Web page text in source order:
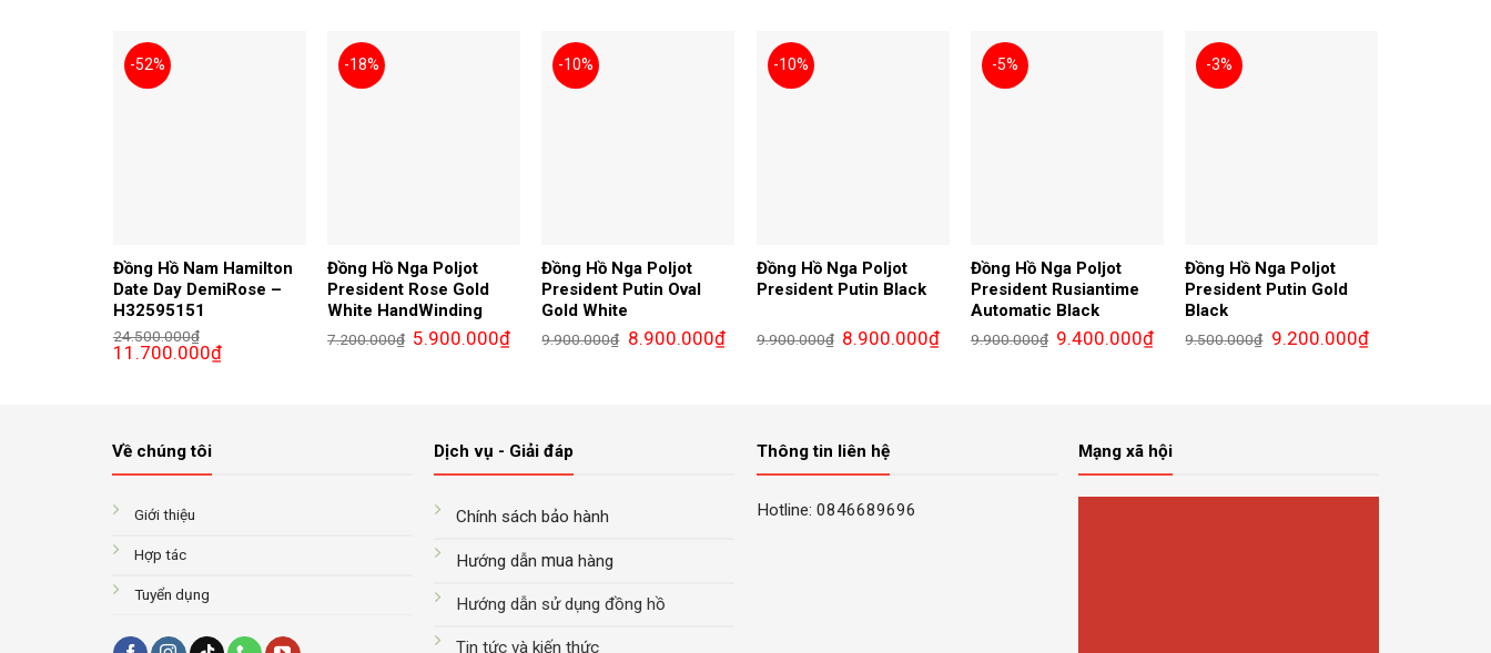
-52%
Đồng Hồ Nam Hamilton
Date Day DemiRose –
H32595151
24.500.000₫
Giá
gốc
11.700.000₫Giá
hiện
-18%
Đồng Hồ Nga Poljot
President Rose Gold
White HandWinding
7.200.000₫ Giá
gốc
5.900.000₫Giá
-10%
Đồng Hồ Nga Poljot
President Putin Oval
Gold White
9.900.000₫ Giá
gốc
8.900.000₫Giá
hiện
-10%
Đồng Hồ Nga Poljot
President Putin Black
9.900.000₫ Giá
gốc
8.900.000₫Giá
hiện
-5%
Đồng Hồ Nga Poljot
President Rusiantime
Automatic Black
9.900.000₫ Giá
gốc
9.400.000₫Giá
-3%
Đồng Hồ Nga Poljot
President Putin Gold
Black
9.500.000₫ Giá
gốc
9.200.000₫Giá
hiện
Về chúng tôi
Giới thiệu
Hợp tác
Tuyển dụng
Dịch vụ - Giải đáp
Chính sách bảo hành
Hướng dẫnmua hàng
Hướng dẫn sử dụng đồng hồ
Tin tức và kiến thức
Thông tin liên hệ
Hotline: 0846689696
Mạng xã hội